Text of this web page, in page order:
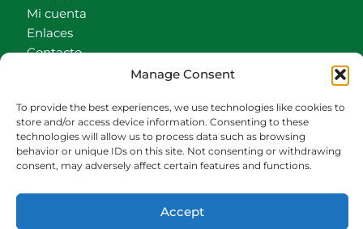
Manage Consent
To provide the best experiences, we use technologies like cookies to
store and/or access device information. Consenting to these
technologies will allow us to process data such as browsing
behavior or unique IDs on this site. Not consenting or withdrawing
consent, may adversely affect certain features and functions.
Accept
Mi cuenta
Enlaces
Contacto
CONTACTO
942540013
696426646
609472979
comercial@bediaycabarga.com